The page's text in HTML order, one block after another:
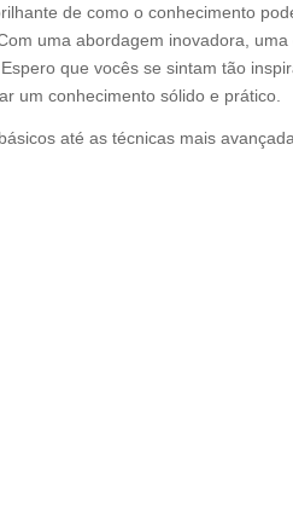
de como o conhecimento
uma abordagem inovadora, uma
que vocês se sintam tão
um conhecimento sólido e prático.
até as técnicas mais